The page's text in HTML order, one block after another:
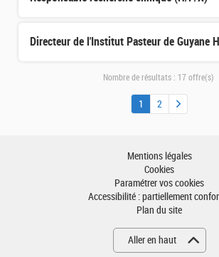
Directeur de l'Institut Pasteur de Guyane
Nombre de résultats : 17 offre(s)
1 2
Mentions légales
Cookies
Paramétrer vos cookies
Accessibilité : partiellement
Plan du site
Aller en haut